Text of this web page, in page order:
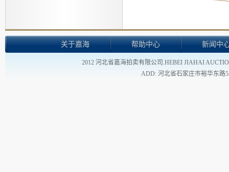
关于嘉海 帮助中心 新闻中
2012 河北省嘉海拍卖有限公司.HEBEI JIAHAI
ADD: 河北省石家庄市裕华东路